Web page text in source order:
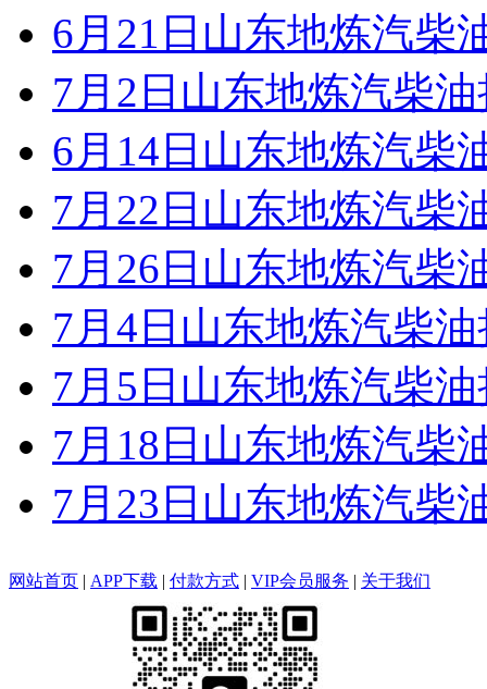
6月21日山东地炼汽柴
7月2日山东地炼汽柴
6月14日山东地炼汽柴
7月22日山东地炼汽柴
7月26日山东地炼汽柴
7月4日山东地炼汽柴
7月5日山东地炼汽柴
7月18日山东地炼汽柴
7月23日山东地炼汽柴
网站首页 | APP下载 | 付款方式 | VIP会员服务 | 关于我们